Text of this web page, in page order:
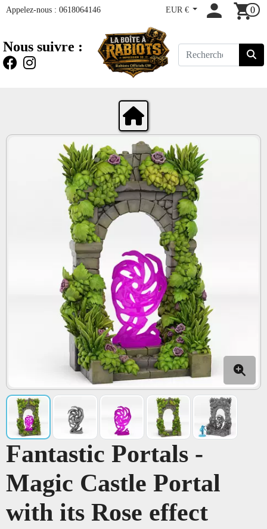
Appelez-nous : 0618064146 EUR € 0
Nous suivre :
Fantastic Portals -
Magic Castle Portal
with its Rose effect